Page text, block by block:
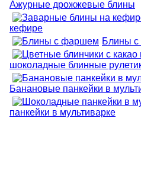
Ажурные дрожжевые блины
кефире
Блины
шоколадные блинные
Банановые панкейки в
панкейки в мультиварке